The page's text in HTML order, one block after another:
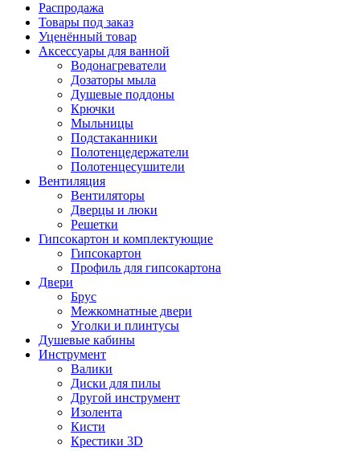
Распродажа
Товары под заказ
Уценённый товар
Аксессуары для ванной
Водонагреватели
Дозаторы мыла
Душевые поддоны
Крючки
Мыльницы
Подстаканники
Полотенцедержатели
Полотенцесушители
Вентиляция
Вентиляторы
Дверцы и люки
Решетки
Гипсокартон и комплектующие
Гипсокартон
Профиль для гипсокартона
Двери
Брус
Межкомнатные двери
Уголки и плинтусы
Душевые кабины
Инструмент
Валики
Диски для пилы
Другой инструмент
Изолента
Кисти
Крестики 3D